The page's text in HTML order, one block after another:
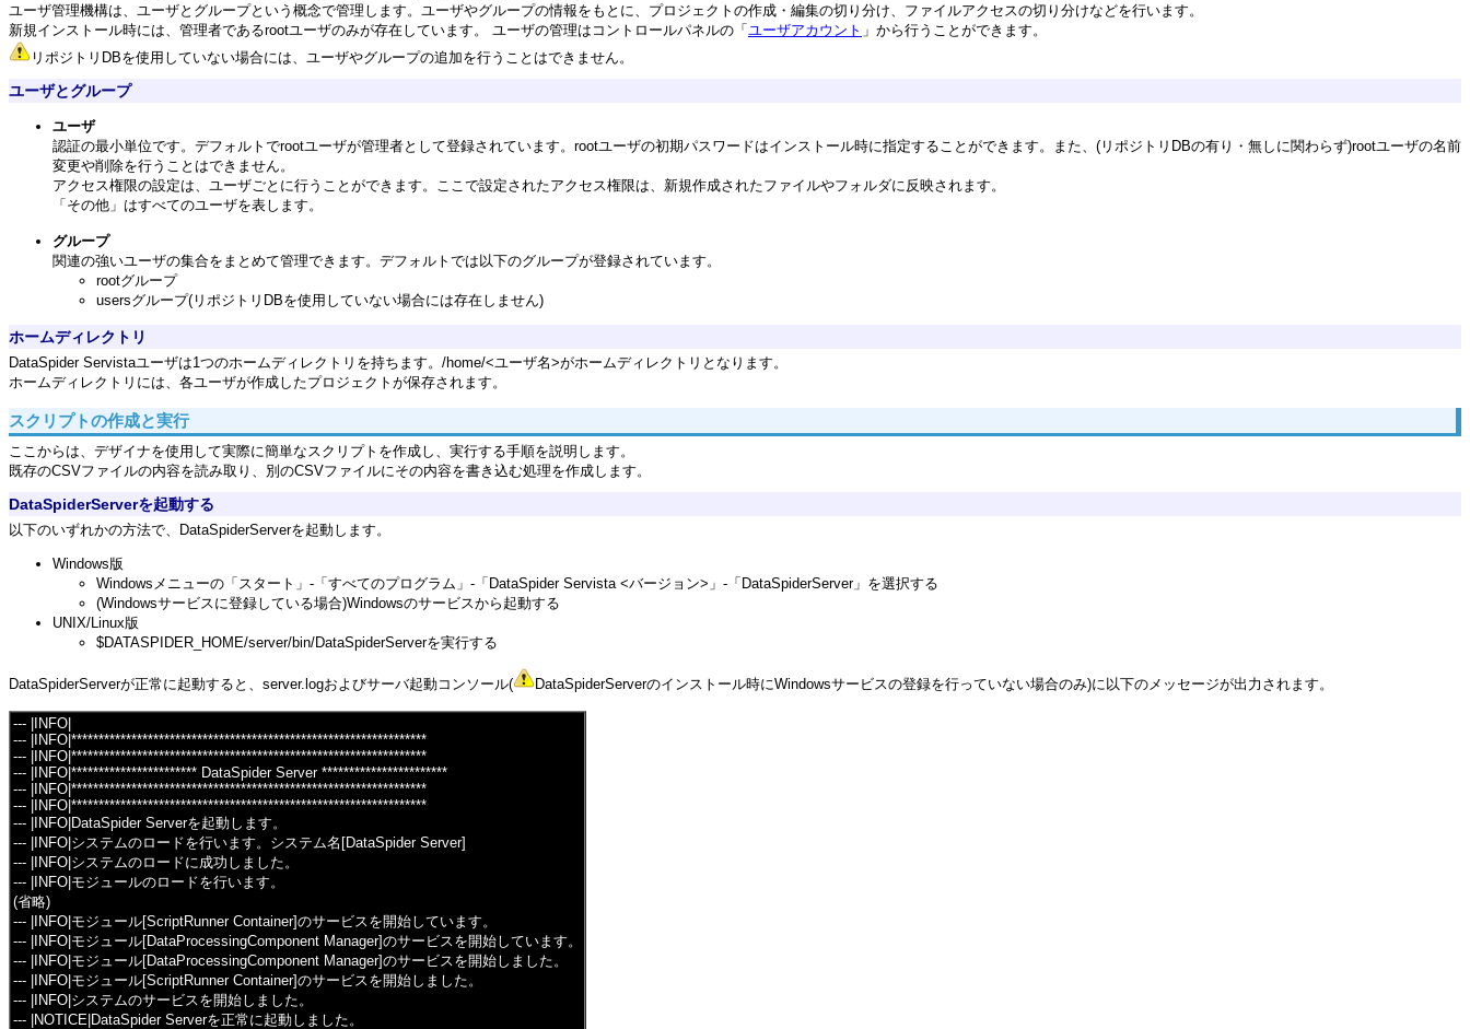
ユーザ管理機構は、ユーザとグループという概念で管理します。ユーザやグループの情報をもとに、プロジェクトの作成・編集の切り分け、ファイルアクセスの切り分けなどを行います。
新規インストール時には、管理者であるrootユーザのみが存在しています。 ユーザの管理はコントロールパネルの「 ユーザアカウント 」から行うことができます。
リポジトリDBを使用していない場合には、ユーザやグループの追加を行うことはできません。
ユーザとグループ
ユーザ
認証の最小単位です。デフォルトでrootユーザが管理者として登録されています。rootユーザの初期パスワードはインストール時に指定することができます。また、(リポジトリDBの有り・無しに関わらず)rootユーザの名前
変更や削除を行うことはできません。
アクセス権限の設定は、ユーザごとに行うことができます。ここで設定されたアクセス権限は、新規作成されたファイルやフォルダに反映されます。
「その他」はすべてのユーザを表します。
グループ
関連の強いユーザの集合をまとめて管理できます。デフォルトでは以下のグループが登録されています。
rootグループ
usersグループ(リポジトリDBを使用していない場合には存在しません)
ホームディレクトリ
DataSpider Servistaユーザは1つのホームディレクトリを持ちます。/home/<ユーザ名>がホームディレクトリとなります。
ホームディレクトリには、各ユーザが作成したプロジェクトが保存されます。
スクリプトの作成と実行
ここからは、デザイナを使用して実際に簡単なスクリプトを作成し、実行する手順を説明します。
既存のCSVファイルの内容を読み取り、別のCSVファイルにその内容を書き込む処理を作成します。
DataSpiderServerを起動する
以下のいずれかの方法で、DataSpiderServerを起動します。
Windows版
Windowsメニューの「スタート」-「すべてのプログラム」-「DataSpider Servista <バージョン>」-「DataSpiderServer」を選択する
(Windowsサービスに登録している場合)Windowsのサービスから起動する
UNIX/Linux版
$DATASPIDER_HOME/server/bin/DataSpiderServerを実行する
DataSpiderServerが正常に起動すると、server.logおよびサーバ起動コンソール( DataSpiderServerのインストール時にWindowsサービスの登録を行っていない場合のみ)に以下のメッセージが出力されます。
--- |INFO|
--- |INFO|*****************************************************************
--- |INFO|*****************************************************************
--- |INFO|*********************** DataSpider Server ***********************
--- |INFO|*****************************************************************
--- |INFO|*****************************************************************
--- |INFO|DataSpider Serverを起動します。
--- |INFO|システムのロードを行います。システム名[DataSpider Server]
--- |INFO|システムのロードに成功しました。
--- |INFO|モジュールのロードを行います。
(省略)
--- |INFO|モジュール[ScriptRunner Container]のサービスを開始しています。
--- |INFO|モジュール[DataProcessingComponent Manager]のサービスを開始しています。
--- |INFO|モジュール[DataProcessingComponent Manager]のサービスを開始しました。
--- |INFO|モジュール[ScriptRunner Container]のサービスを開始しました。
--- |INFO|システムのサービスを開始しました。
--- |NOTICE|DataSpider Serverを正常に起動しました。